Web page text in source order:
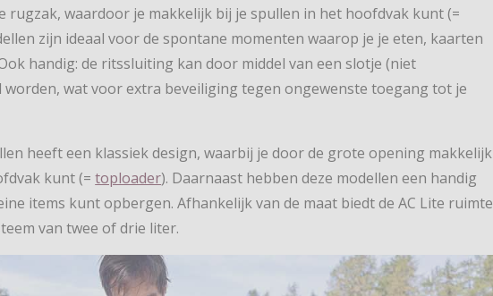
rugzak, waardoor je makkelijk bij je spullen in het hoofdvak kunt (=
zijn ideaal voor de spontane momenten waarop je je eten, kaarten
handig: de ritssluiting kan door middel van een slotje (niet
worden, wat voor extra beveiliging tegen ongewenste toegang tot je
heeft een klassiek design, waarbij je door de grote opening makkelijk
kunt (=toploader). Daarnaast hebben deze modellen een handig
items kunt opbergen. Afhankelijk van de maat biedt de AC Lite ruimte
van twee of drie liter.